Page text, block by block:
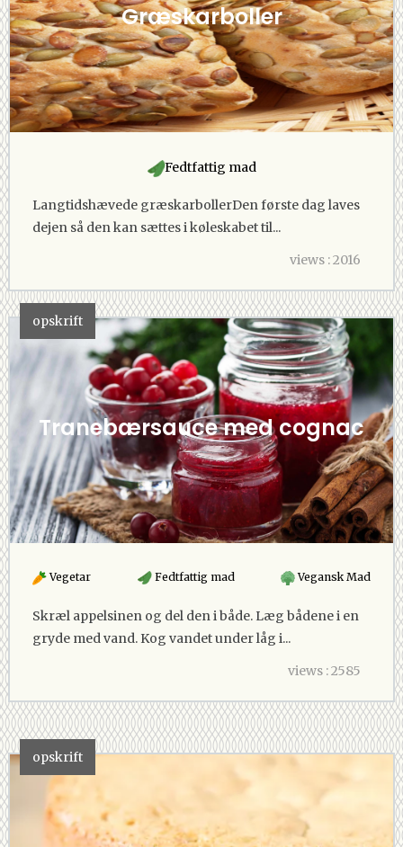
Græskarboller
Fedtfattig mad
Langtidshævede græskarbollerDen første dag laves
dejen så den kan sættes i køleskabet til...
views : 2016
opskrift
Tranebærsauce med cognac
Vegetar Fedtfattig mad Vegansk Mad
Skræl appelsinen og del den i både. Læg bådene i en
gryde med vand. Kog vandet under låg i...
views : 2585
opskrift